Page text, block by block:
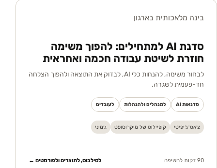
בינה מלאכותית בארגון
סדנת AI למתחילים: להפוך משימה
חוזרת לשיטת עבודה חכמה ואחראית
לבחור משימה, להנחות כלי AI, לבדוק את התוצאה ולהפוך הצלחה
חד-פעמית לשגרה.
סדנאות AI למנהלים ולהנהלות לעובדים
צ׳אט־ג׳יפיטי קופיילוט של מיקרוסופט ג׳מיני
90 דקות לחשיפה לסילבוס, לתוצרים ולפורמטים ←